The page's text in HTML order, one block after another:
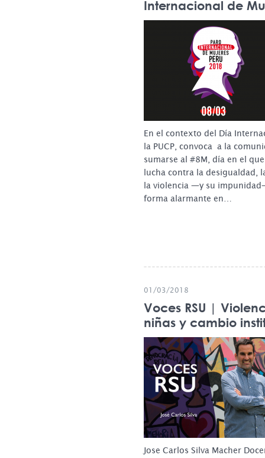
Internacional de
En el contexto del Día
la PUCP, convoca a la
sumarse al #8M, día en el
lucha contra la desigualdad,
la violencia —y su
forma alarmante en…
01/03/2018
Voces RSU |
niñas y cambio
Jose Carlos Silva Macher